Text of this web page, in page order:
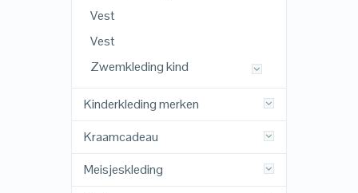
Vest
Vest
Zwemkleding kind
Kinderkleding merken
Kraamcadeau
Meisjeskleding